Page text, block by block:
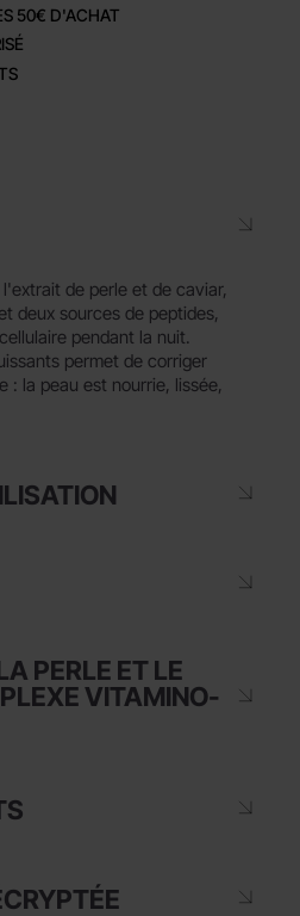
50€ D'ACHAT
de perle et de caviar,
deux sources de peptides,
pendant la nuit.
permet de corriger
: la peau est nourrie, lissée,
PERLE ET LE
VITAMINO-